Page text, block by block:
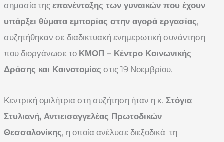
σημασία της επανένταξης των γυναικών που έχουν
υπάρξει θύματα εμπορίας στην αγορά εργασίας,
συζητήθηκαν σε διαδικτυακή ενημερωτική συνάντηση
που διοργάνωσε το ΚΜΟΠ – Κέντρο Κοινωνικής
Δράσης και Καινοτομίας στις 19 Νοεμβρίου.
Κεντρική ομιλήτρια στη συζήτηση ήταν η κ. Στόγια
Στυλιανή, Αντιεισαγγελέας Πρωτοδικών
Θεσσαλονίκης, η οποία ανέλυσε διεξοδικά τη